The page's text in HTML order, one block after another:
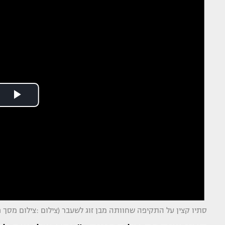
סתיו קצין על התקיפה שחוותה מבן זוג לשעבר (צילום :צילום